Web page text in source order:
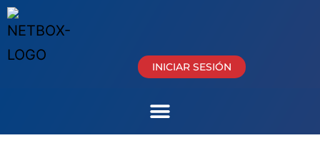
INICIAR SESIÓN